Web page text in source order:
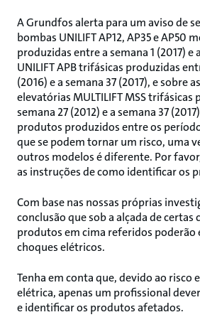
A Grundfos alerta para um aviso de
bombas UNILIFT AP12, AP35 e AP50
produzidas entre a semana 1 (2017) e
UNILIFT APB trifásicas produzidas
(2016) e a semana 37 (2017), e sobre
elevatórias MULTILIFT MSS trifásicas
semana 27 (2012) e a semana 37
produtos produzidos entre os
que se podem tornar um risco, uma
outros modelos é diferente. Por
as instruções de como identificar os
Com base nas nossas próprias
conclusão que sob a alçada de certas
produtos em cima referidos poderão
choques elétricos.
Tenha em conta que, devido ao risco
elétrica, apenas um profissional
e identificar os produtos afetados.